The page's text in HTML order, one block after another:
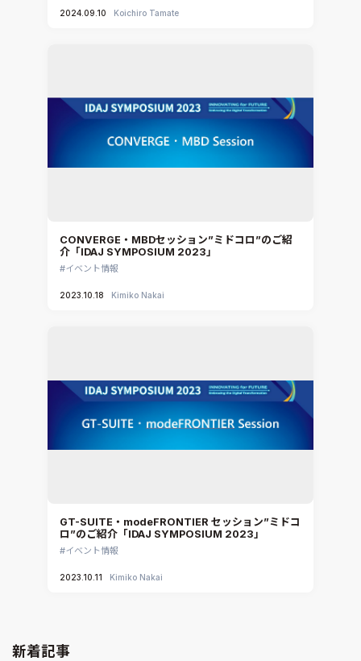
2024.09.10 Koichiro Tamate
CONVERGE・MBDセッション”ミドコロ”のご紹
介「IDAJ SYMPOSIUM 2023」
イベント情報
2023.10.18 Kimiko Nakai
GT-SUITE・modeFRONTIER セッション”ミドコ
ロ”のご紹介「IDAJ SYMPOSIUM 2023」
イベント情報
2023.10.11 Kimiko Nakai
新着記事